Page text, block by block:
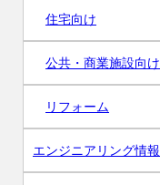
住宅向け
公共・商業施設向け
リフォーム
エンジニアリング情報